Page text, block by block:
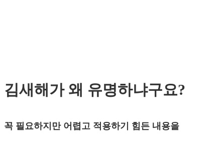
김새해가 왜 유명하냐구요?
꼭 필요하지만 어렵고 적용하기 힘든 내용을